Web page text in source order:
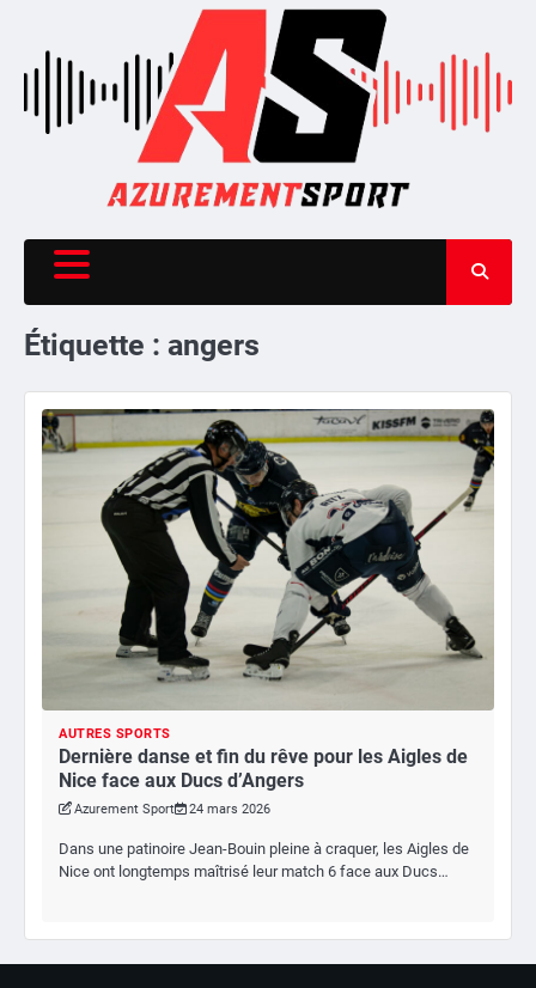
content
Étiquette : angers
AUTRES SPORTS
Dernière danse et fin du rêve pour les Aigles de
Nice face aux Ducs d’Angers
Azurement Sport 24 mars 2026
Dans une patinoire Jean-Bouin pleine à craquer, les Aigles de
Nice ont longtemps maîtrisé leur match 6 face aux Ducs…